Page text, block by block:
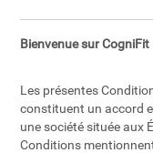
Bienvenue sur CogniFit
Les présentes
constituent un accord
une société située aux
Conditions